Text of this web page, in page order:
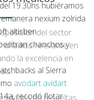
19.30hs hubiéramos
nexium zolrida
altisben
chanchos y
al Sierra
avodart avidart
recodó flotar
del sector
relevante en
la excelencia en
no resueltas,